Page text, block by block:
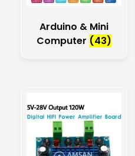
Arduino & Mini
Computer (43)